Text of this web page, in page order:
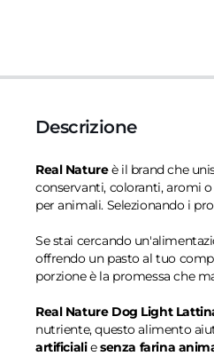
Descrizione
Real Natureè il brand che
conservanti, coloranti, aromi
per animali. Selezionando i
Se stai cercando
offrendo un pasto al tuo
porzione è la promessa che
Real Nature Dog Light
nutriente, questo alimento
artificialiesenza farina